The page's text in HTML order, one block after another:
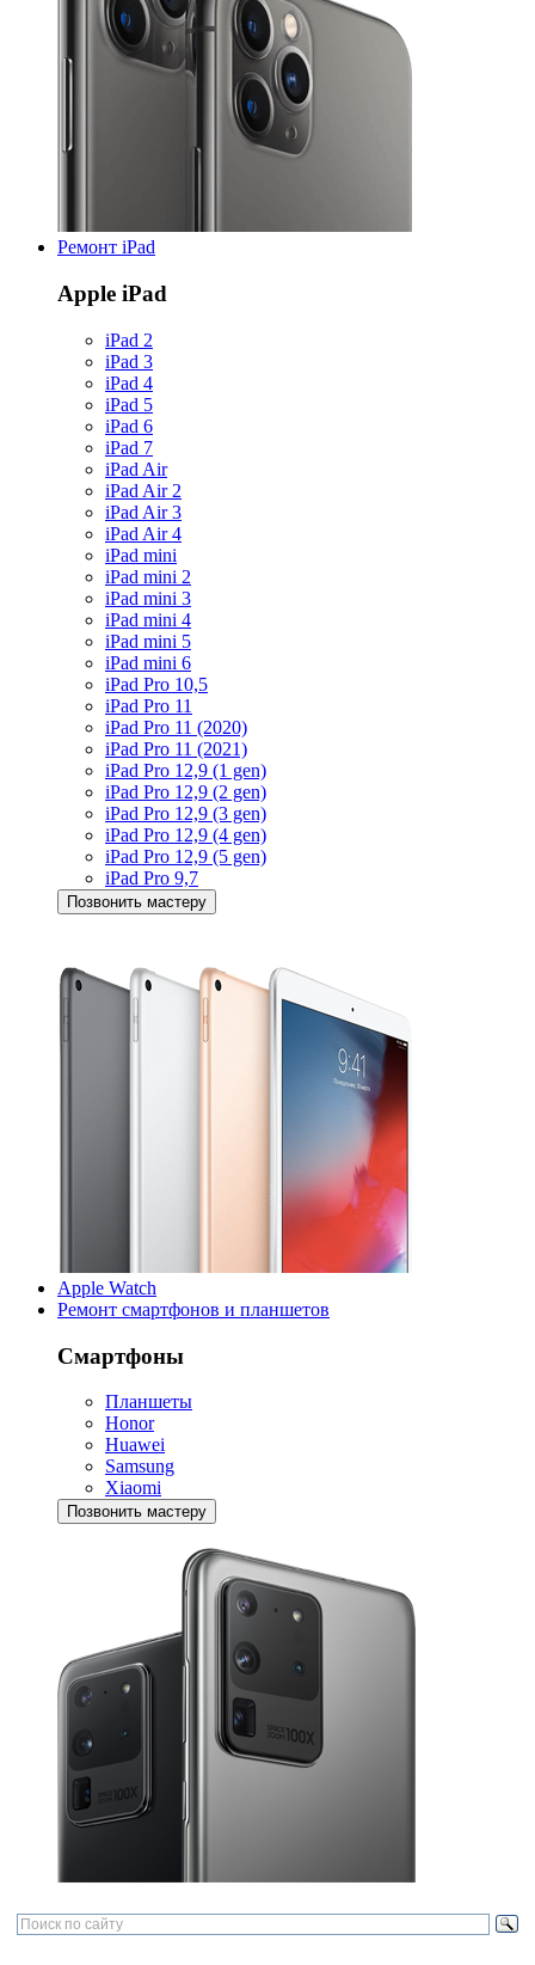
Ремонт iPad
Apple iPad
iPad 2
iPad 3
iPad 4
iPad 5
iPad 6
iPad 7
iPad Air
iPad Air 2
iPad Air 3
iPad Air 4
iPad mini
iPad mini 2
iPad mini 3
iPad mini 4
iPad mini 5
iPad mini 6
iPad Pro 10,5
iPad Pro 11
iPad Pro 11 (2020)
iPad Pro 11 (2021)
iPad Pro 12,9 (1 gen)
iPad Pro 12,9 (2 gen)
iPad Pro 12,9 (3 gen)
iPad Pro 12,9 (4 gen)
iPad Pro 12,9 (5 gen)
iPad Pro 9,7
Позвонить мастеру
Apple Watch
Ремонт смартфонов и планшетов
Смартфоны
Планшеты
Honor
Huawei
Samsung
Xiaomi
Позвонить мастеру